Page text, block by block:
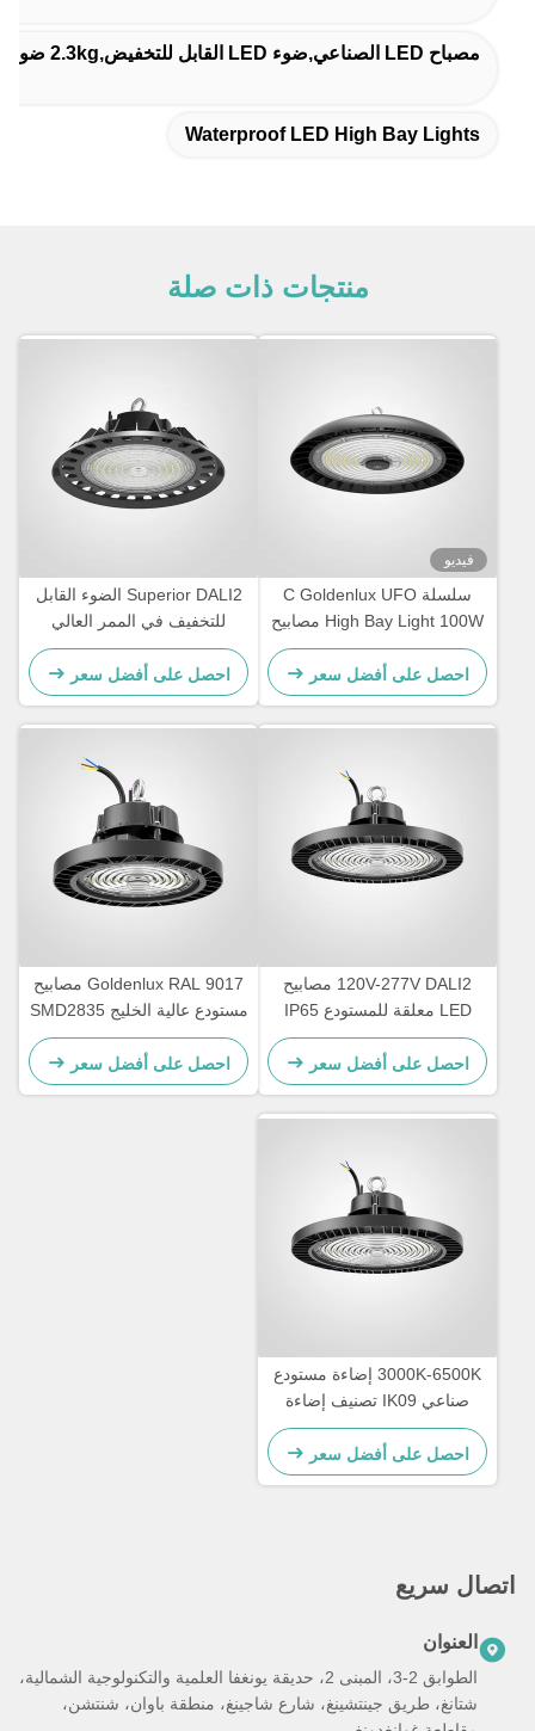
مصباح LED الصناعي,ضوء LED القابل للتخفيض,2.3kg ضوء LED عالي
Waterproof LED High Bay Lights
منتجات ذات صلة
فيديو
سلسلة C Goldenlux UFO
High Bay Light 100W مصابيح
LED الصناعية
احصل على أفضل سعر
Superior DALI2 الضوء القابل
للتخفيف في الممر العالي
للمخزن
احصل على أفضل سعر
120V-277V DALI2 مصابيح
LED معلقة للمستودع IP65
مقاومة للماء
احصل على أفضل سعر
Goldenlux RAL 9017 مصابيح
مستودع عالية الخليج SMD2835
مصابيح الصناعية عالية الخليج
احصل على أفضل سعر
3000K-6500K إضاءة مستودع
صناعي IK09 تصنيف إضاءة
LED عالية الخليج
احصل على أفضل سعر
اتصال سريع
العنوان
الطوابق 2-3، المبنى 2، حديقة يونغفا العلمية والتكنولوجية الشمالية،
شتانغ، طريق جينتشينغ، شارع شاجينغ، منطقة باوان، شنتشن،